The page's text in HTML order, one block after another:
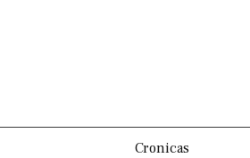
Cronicas